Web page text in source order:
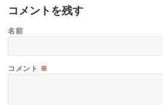
コメントを残す
名前
コメント ※